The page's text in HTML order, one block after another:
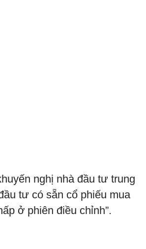
nghị nhà đầu tư trung
tư có sẵn cổ phiếu mua
ở phiên điều chỉnh”.